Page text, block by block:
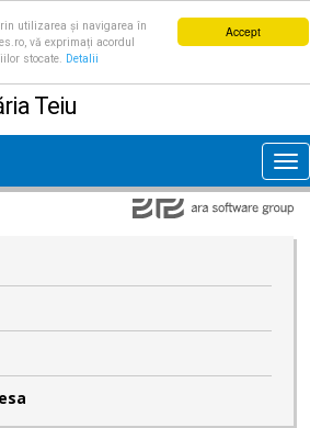
Accept
utilizarea și navigarea în
vă exprimați acordul
stocate.
Detalii
Teiu